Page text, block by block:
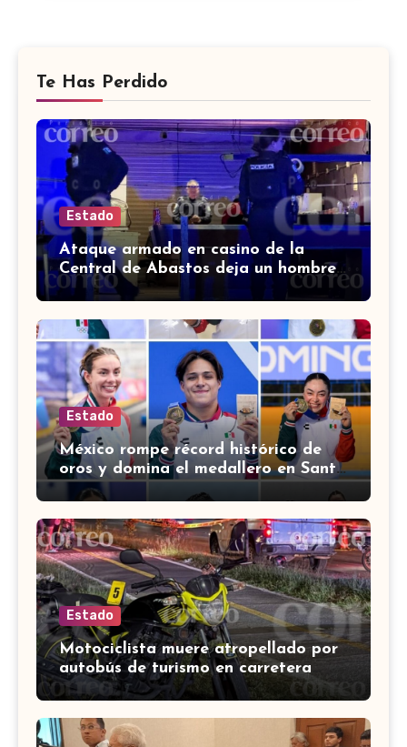
Te Has Perdido
Estado
Ataque armado en casino de la
Central de Abastos deja un hombre
muerto en León
Estado
México rompe récord histórico de
oros y domina el medallero en Santo
Domingo 2026
Estado
Motociclista muere atropellado por
autobús de turismo en carretera
León-San Francisco del Rincón